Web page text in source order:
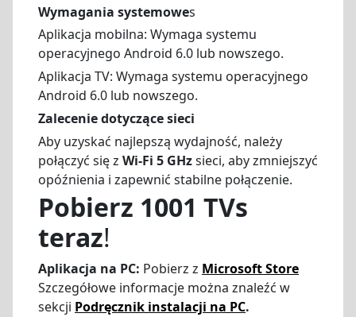
Wymagania systemowes
Aplikacja mobilna: Wymaga systemu
operacyjnego Android 6.0 lub nowszego.
Aplikacja TV: Wymaga systemu operacyjnego
Android 6.0 lub nowszego.
Zalecenie dotyczące sieci
Aby uzyskać najlepszą wydajność, należy
połączyć się z Wi-Fi 5 GHzsieci, aby zmniejszyć
opóźnienia i zapewnić stabilne połączenie.
Pobierz 1001 TVs
teraz!
Aplikacja na PC: Pobierz z Microsoft Store
Szczegółowe informacje można znaleźć w
sekcji Podręcznik instalacji na PC.